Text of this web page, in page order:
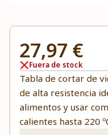
27,97 €
Fuera de stock
Tabla de cortar de
de alta resistencia
alimentos y usar
calientes hasta 220